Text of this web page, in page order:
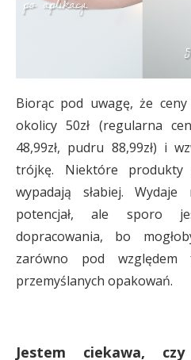
Biorąc pod uwagę, że
okolicy 50zł (regularna
48,99zł, pudru 88,99zł) i
trójkę. Niektóre
wypadają słabiej.
potencjał, ale sporo
dopracowania, bo
zarówno pod
przemyślanych opakowań.
Jestem ciekawa,